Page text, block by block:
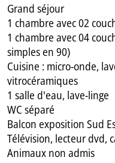
Grand séjour
1 chambre avec 02
1 chambre avec 04
simples en 90)
Cuisine : micro-onde,
vitrocéramiques
1 salle d'eau, lave-linge
WC séparé
Balcon exposition Sud
Télévision, lecteur dvd,
Animaux non admis